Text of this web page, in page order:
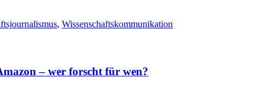
, Wissenschaftskommunikation
– wer forscht für wen?